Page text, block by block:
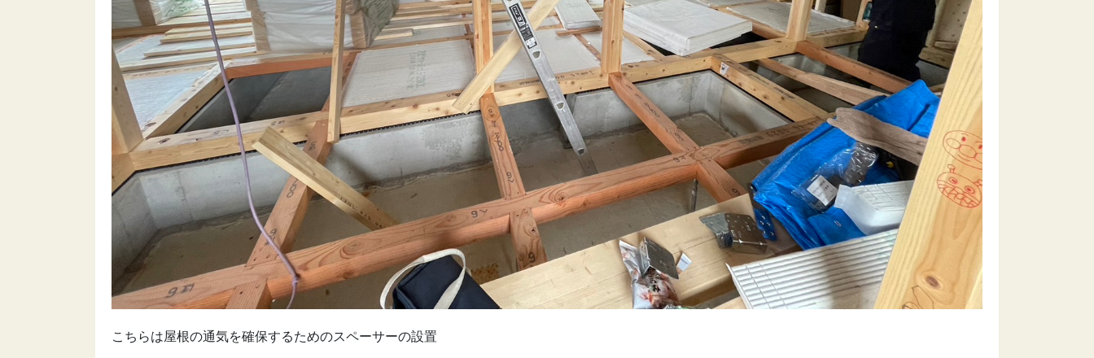
こちらは屋根の通気を確保するためのスペーサーの設置